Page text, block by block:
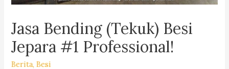
Jasa Bending (Tekuk) Besi
Jepara #1 Professional!
Berita,Besi